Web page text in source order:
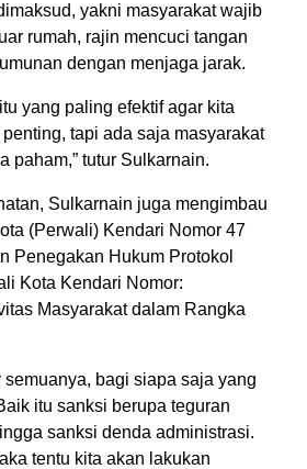
yakni masyarakat wajib
rumah, rajin mencuci tangan
dengan menjaga jarak.
yang paling efektif agar kita
tapi ada saja masyarakat
paham,” tutur Sulkarnain.
Sulkarnain juga mengimbau
(Perwali) Kendari Nomor 47
Penegakan Hukum Protokol
Kota Kendari Nomor:
Masyarakat dalam Rangka
bagi siapa saja yang
itu sanksi berupa teguran
sanksi denda administrasi.
tentu kita akan lakukan